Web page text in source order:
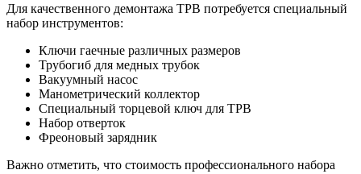
Для качественного демонтажа ТРВ потребуется специальный
набор инструментов:
Ключи гаечные различных размеров
Трубогиб для медных трубок
Вакуумный насос
Манометрический коллектор
Специальный торцевой ключ для ТРВ
Набор отверток
Фреоновый зарядник
Важно отметить, что стоимость профессионального набора